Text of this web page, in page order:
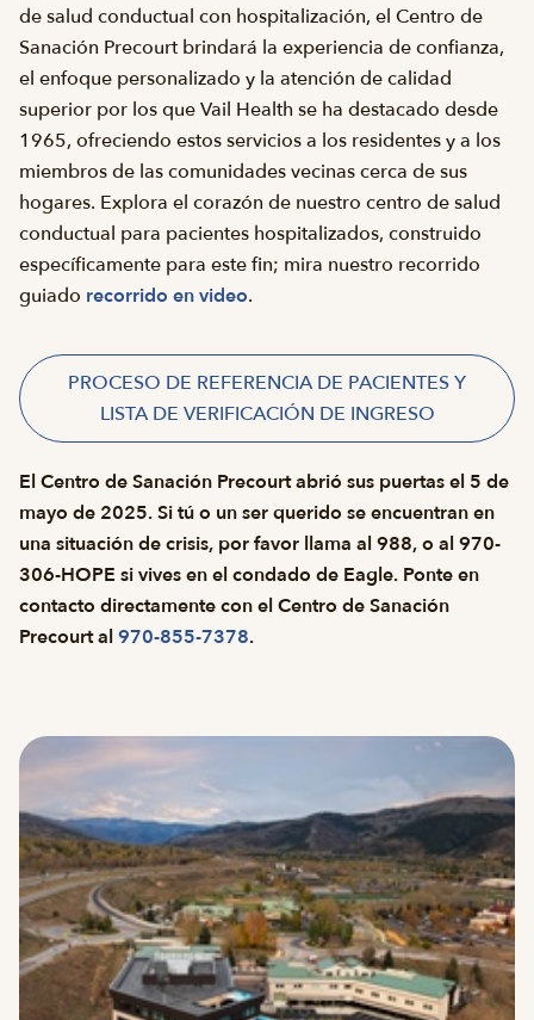
de salud conductual con hospitalización, el Centro de
Sanación Precourt brindará la experiencia de confianza,
el enfoque personalizado y la atención de calidad
superior por los que Vail Health se ha destacado desde
1965, ofreciendo estos servicios a los residentes y a los
miembros de las comunidades vecinas cerca de sus
hogares. Explora el corazón de nuestro centro de salud
conductual para pacientes hospitalizados, construido
específicamente para este fin; mira nuestro recorrido
guiado recorrido en video.
PROCESO DE REFERENCIA DE PACIENTES Y
LISTA DE VERIFICACIÓN DE INGRESO
El Centro de Sanación Precourt abrió sus puertas el 5 de
mayo de 2025. Si tú o un ser querido se encuentran en
una situación de crisis, por favor llama al 988, o al 970-
306-HOPE si vives en el condado de Eagle. Ponte en
contacto directamente con el Centro de Sanación
Precourt al970-855-7378.
Galería